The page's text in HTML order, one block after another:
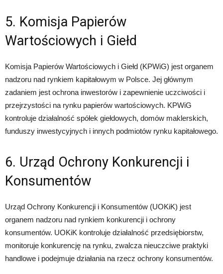
5. Komisja Papierów
Wartościowych i Giełd
Komisja Papierów Wartościowych i Giełd (KPWiG) jest organem
nadzoru nad rynkiem kapitałowym w Polsce. Jej głównym
zadaniem jest ochrona inwestorów i zapewnienie uczciwości i
przejrzystości na rynku papierów wartościowych. KPWiG
kontroluje działalność spółek giełdowych, domów maklerskich,
funduszy inwestycyjnych i innych podmiotów rynku kapitałowego.
6. Urząd Ochrony Konkurencji i
Konsumentów
Urząd Ochrony Konkurencji i Konsumentów (UOKiK) jest
organem nadzoru nad rynkiem konkurencji i ochrony
konsumentów. UOKiK kontroluje działalność przedsiębiorstw,
monitoruje konkurencję na rynku, zwalcza nieuczciwe praktyki
handlowe i podejmuje działania na rzecz ochrony konsumentów.